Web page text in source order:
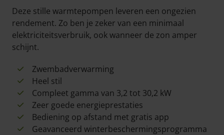
Deze stille warmtepompen leveren een ongezien
rendement. Zo ben je zeker van een minimaal
elektriciteitsverbruik, ook wanneer de zon amper
schijnt.
Zwembadverwarming
Heel stil
Compleet gamma van 3,2 tot 30,2 kW
Zeer goede energieprestaties
Bediening op afstand met gratis app
Geavanceerd winterbeschermingsprogramma